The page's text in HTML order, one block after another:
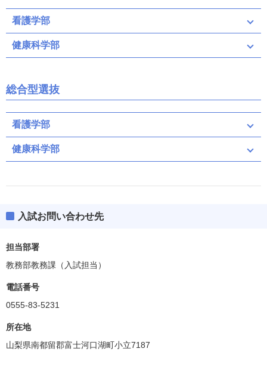
看護学部
健康科学部
総合型選抜
看護学部
健康科学部
入試お問い合わせ先
担当部署
教務部教務課（入試担当）
電話番号
0555-83-5231
所在地
山梨県南都留郡富士河口湖町小立7187